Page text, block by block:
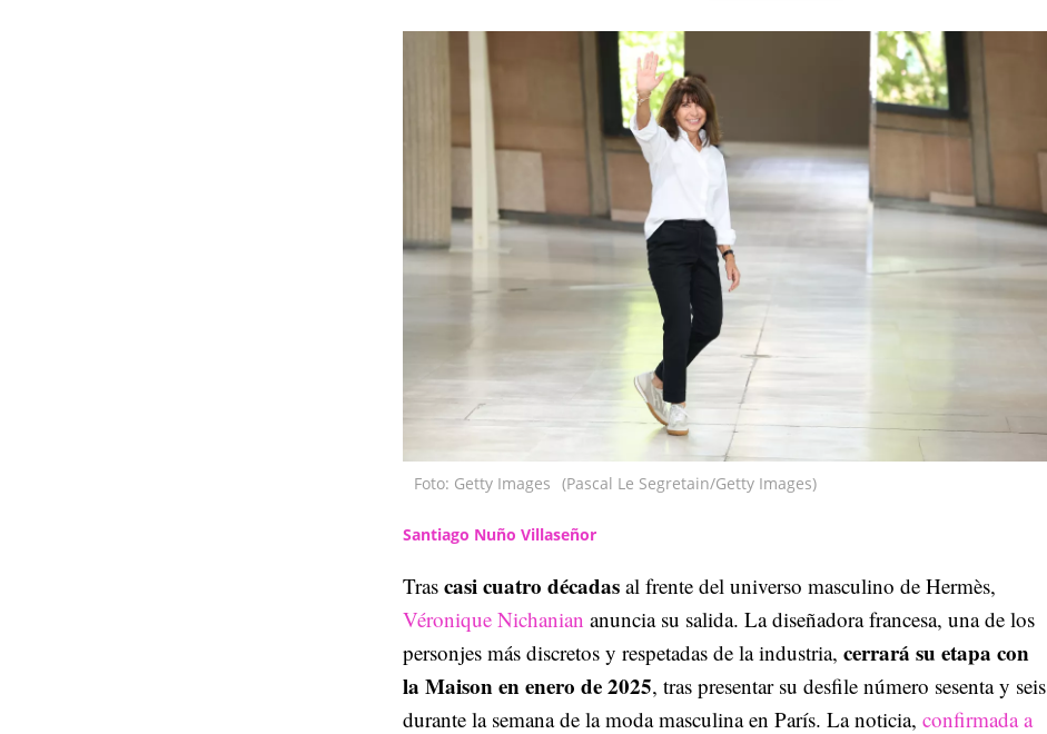
Foto: Getty Images (Pascal Le Segretain/Getty Images)
Santiago Nuño Villaseñor
Tras casi cuatro décadas al frente del universo masculino de Hermès,
Véronique Nichanian anuncia su salida. La diseñadora francesa, una de los
personjes más discretos y respetadas de la industria, cerrará su etapa con
la Maison en enero de 2025, tras presentar su desfile número sesenta y seis
durante la semana de la moda masculina en París. La noticia, confirmada a